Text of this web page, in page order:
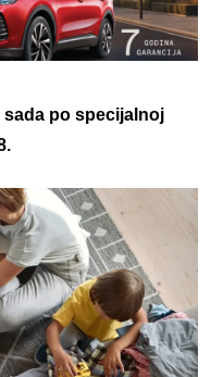
po specijalnoj